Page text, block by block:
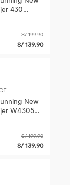
430
S/ 199.90
S/ 139.90
New
W43058E
S/ 199.90
S/ 139.90